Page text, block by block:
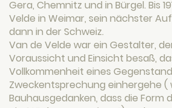
Gera, Chemnitz und in Bürgel. Bis
Velde in Weimar, sein nächster
dann in der Schweiz.
Van de Velde war ein Gestalter,
Voraussicht und Einsicht besaß,
Vollkommenheit eines
Zweckentsprechung einhergehe (
Bauhausgedanken, dass die Form